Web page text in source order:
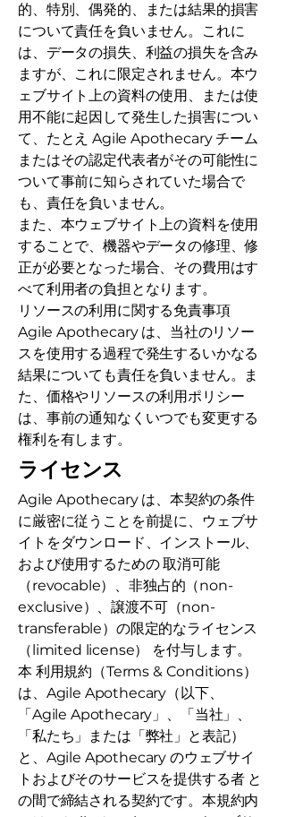
的、特別、偶発的、または結果的損害
について責任を負いません。これに
は、データの損失、利益の損失を含み
ますが、これに限定されません。本ウ
ェブサイト上の資料の使用、または使
用不能に起因して発生した損害につい
て、たとえ Agile Apothecary チーム
またはその認定代表者がその可能性に
ついて事前に知らされていた場合で
も、責任を負いません。
また、本ウェブサイト上の資料を使用
することで、機器やデータの修理、修
正が必要となった場合、その費用はす
べて利用者の負担となります。
リソースの利用に関する免責事項
Agile Apothecary は、当社のリソー
スを使用する過程で発生するいかなる
結果についても責任を負いません。ま
た、価格やリソースの利用ポリシー
は、事前の通知なくいつでも変更する
権利を有します。
ライセンス
Agile Apothecary は、本契約の条件
に厳密に従うことを前提に、ウェブサ
イトをダウンロード、インストール、
および使用するための 取消可能
（revocable）、非独占的（non-
exclusive）、譲渡不可（non-
transferable）の限定的なライセンス
（limited license） を付与します。
本 利用規約（Terms & Conditions）
は、Agile Apothecary（以下、
「Agile Apothecary」、「当社」、
「私たち」または「弊社」と表記）
と、Agile Apothecary のウェブサイ
トおよびそのサービスを提供する者 と
の間で締結される契約です。本規約内